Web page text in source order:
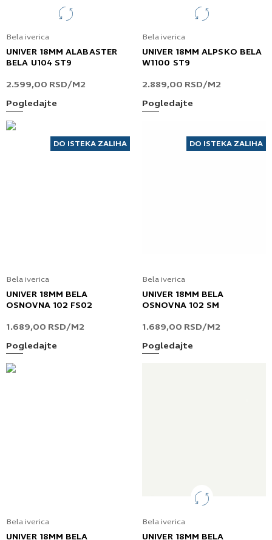
Bela iverica
UNIVER 18MM ALABASTER
BELA U104 ST9
2.599,00 RSD/M2
Pogledajte
Bela iverica
UNIVER 18MM ALPSKO BELA
W1100 ST9
2.889,00 RSD/M2
Pogledajte
DO ISTEKA ZALIHA
Bela iverica
UNIVER 18MM BELA
OSNOVNA 102 FS02
1.689,00 RSD/M2
Pogledajte
DO ISTEKA ZALIHA
Bela iverica
UNIVER 18MM BELA
OSNOVNA 102 SM
1.689,00 RSD/M2
Pogledajte
Bela iverica
UNIVER 18MM BELA
Bela iverica
UNIVER 18MM BELA